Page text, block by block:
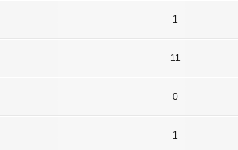
1
11
0
1